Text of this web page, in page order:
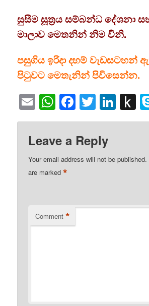
සුසීම සූත්‍රය සම්බන්ධ දේශනා
මාලාව මෙතනින් නිම විනි.
පසුගිය ඉරිදා දහම් වැඩසටහන්
පිටුවට මෙතැනින් පිවිසෙන්න.
EmailWhatsApp
Facebook
Twitter
Leave a Reply
Your email address will not be published.
are marked*
Comment *